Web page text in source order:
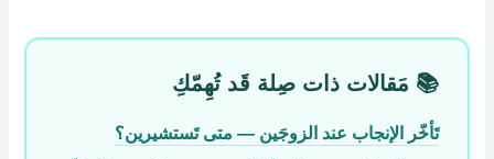
📚 مَقالات ذات صِلة قَد تُهِمّكِ
تَأخّر الإنجاب عند الزوجَين — متى تَستشيرين؟